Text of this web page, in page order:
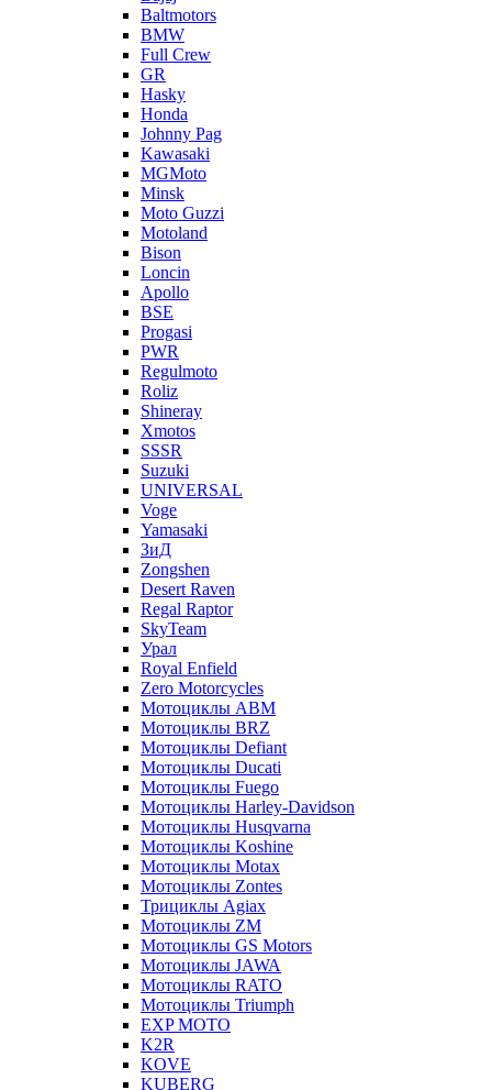
Baltmotors
BMW
Full Crew
GR
Hasky
Honda
Johnny Pag
Kawasaki
MGMoto
Minsk
Moto Guzzi
Motoland
Bison
Loncin
Apollo
BSE
Progasi
PWR
Regulmoto
Roliz
Shineray
Xmotos
SSSR
Suzuki
UNIVERSAL
Voge
Yamasaki
ЗиД
Zongshen
Desert Raven
Regal Raptor
SkyTeam
Урал
Royal Enfield
Zero Motorcycles
Мотоциклы ABM
Мотоциклы BRZ
Мотоциклы Defiant
Мотоциклы Ducati
Мотоциклы Fuego
Мотоциклы Harley-Davidson
Мотоциклы Husqvarna
Мотоциклы Koshine
Мотоциклы Motax
Мотоциклы Zontes
Трициклы Agiax
Мотоциклы ZM
Мотоциклы GS Motors
Мотоциклы JAWA
Мотоциклы RATO
Мотоциклы Triumph
EXP MOTO
K2R
KOVE
KUBERG